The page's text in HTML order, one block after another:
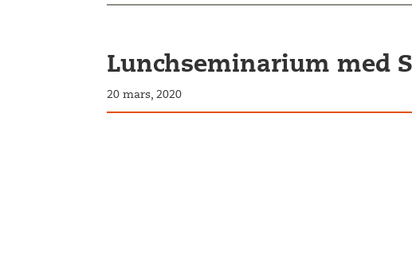
Lunchseminarium med
20 mars, 2020